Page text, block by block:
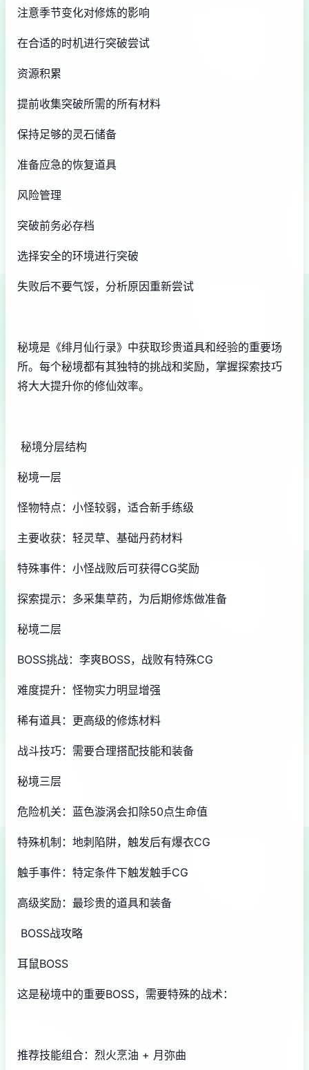
注意季节变化对修炼的影响
在合适的时机进行突破尝试
资源积累
提前收集突破所需的所有材料
保持足够的灵石储备
准备应急的恢复道具
风险管理
突破前务必存档
选择安全的环境进行突破
失败后不要气馁，分析原因重新尝试
秘境是《绯月仙行录》中获取珍贵道具和经验的重要场
所。每个秘境都有其独特的挑战和奖励，掌握探索技巧
将大大提升你的修仙效率。
秘境分层结构
秘境一层
怪物特点：小怪较弱，适合新手练级
主要收获：轻灵草、基础丹药材料
特殊事件：小怪战败后可获得CG奖励
探索提示：多采集草药，为后期修炼做准备
秘境二层
BOSS挑战：李爽BOSS，战败有特殊CG
难度提升：怪物实力明显增强
稀有道具：更高级的修炼材料
战斗技巧：需要合理搭配技能和装备
秘境三层
危险机关：蓝色漩涡会扣除50点生命值
特殊机制：地刺陷阱，触发后有爆衣CG
触手事件：特定条件下触发触手CG
高级奖励：最珍贵的道具和装备
BOSS战攻略
耳鼠BOSS
这是秘境中的重要BOSS，需要特殊的战术：
推荐技能组合：烈火烹油 + 月弥曲